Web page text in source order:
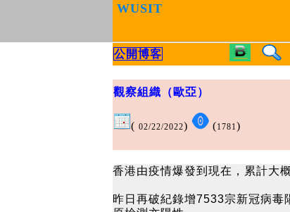
WUSIT
公開博客
觀察組織（歐亞）
( 02/22/2022) (1781)
香港由疫情爆發到現在，累計大
昨日再破紀錄增7533宗新冠病毒